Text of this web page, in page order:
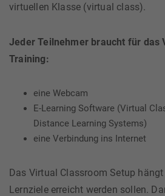
virtuellen Klasse (virtual class).
Jeder Teilnehmer braucht für das
Training:
eine Webcam
E-Learning Software (Virtual
Distance Learning Systems)
eine Verbindung ins Internet
Das Virtual Classroom Setup
Lernziele erreicht werden sollen.